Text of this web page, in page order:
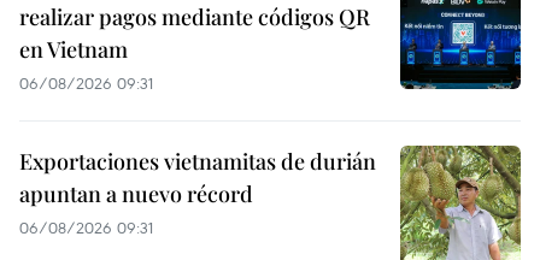
realizar pagos mediante códigos QR
en Vietnam
06/08/2026 09:31
Exportaciones vietnamitas de durián
apuntan a nuevo récord
06/08/2026 09:31